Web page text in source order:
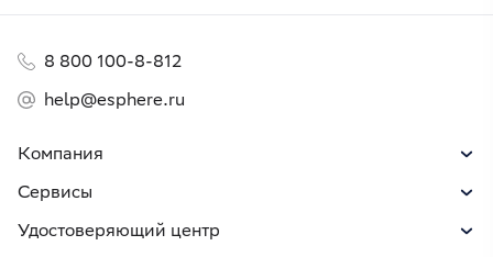
Компания
Сервисы
Удостоверяющий центр
8 800 100-8-812
help@esphere.ru